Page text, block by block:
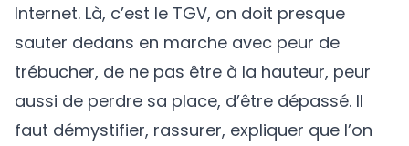
Internet. Là, c’est le TGV, on doit presque
sauter dedans en marche avec peur de
trébucher, de ne pas être à la hauteur, peur
aussi de perdre sa place, d’être dépassé. Il
faut démystifier, rassurer, expliquer que l’on